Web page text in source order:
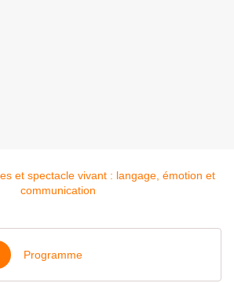
Programme